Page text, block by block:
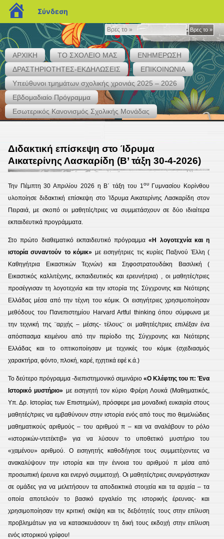
Βρες
το
»
Βρες το »
ΑΡΧΙΚΗ ΤΟ ΣΧΟΛΕΙΟ ΜΑΣ
ΕΝΗΜΕΡΩΣΗ
ΔΡΑΣΤΗΡΙΟΤΗΤΕΣ-ΕΚΔΗΛΩΣΕΙΣ
ΕΠΙΚΟΙΝΩΝΙΑ
Υπεύθυνοι τμημάτων σχολικής χρονιάς 2025 – 2026
Εβδομαδιαίο Πρόγραμμα
Εσωτερικός Κανονισμός Σχολικής Μονάδας
1ο ΓΥΜΝΑΣΙΟ ΚΟΡΙΝΘΟΥ
Διδακτική επίσκεψη στο Ίδρυμα
Αικατερίνης Λασκαρίδη (Β’ τάξη 30-4-2026)
Την Πέμπτη 30 Απριλίου 2026 η Β΄ τάξη του 1ουΓυμνασίου Κορίνθου
υλοποίησε διδακτική επίσκεψη στο Ίδρυμα Αικατερίνης Λασκαρίδη στον
Πειραιά, με σκοπό οι μαθητές/τριες να συμμετάσχουν σε δύο ιδιαίτερα
εκπαιδευτικά προγράμματα.
Στο πρώτο διαθεματικό εκπαιδευτικό πρόγραμμα «Η λογοτεχνία και η
ιστορία συναντούν το κόμικ» με εισηγήτριες τις κυρίες Παξινού Έλλη (
Καθηγήτρια Εικαστικών Τεχνών) και Σηφοστρατουδάκη Βασιλική (
Εικαστικός καλλιτέχνης, εκπαιδευτικός και ερευνήτρια) , οι μαθητές/τριες
προσέγγισαν τη λογοτεχνία και την ιστορία της Σύγχρονης και Νεότερης
Ελλάδας μέσα από την τέχνη του κόμικ. Οι εισηγήτριες χρησιμοποίησαν
μεθόδους του Πανεπιστημίου Harvard Artful thinking όπου σύμφωνα με
την τεχνική της ¨αρχής – μέσης- τέλους¨ οι μαθητές/τριες επιλέξαν ένα
απόσπασμα κειμένου από την περίοδο της Σύγχρονης και Νεότερης
Ελλάδας και το οπτικοποίησαν με τεχνικές του κόμικ (σχεδιασμός
χαρακτήρα, φόντο, πλοκή, καρέ, ηχητικά εφέ κ.ά.)
Το δεύτερο πρόγραμμα -διεπιστημονικό σεμινάριο«Ο Κλέφτης του π: Ένα
Ιστορικό μυστήριο» με εισηγητή τον κύριο Φρέρη Λουκά (Μαθηματικός,
Υπ. Δρ. Ιστορίας των Επιστημών), πρόσφερε μια μοναδική ευκαιρία στους
μαθητές/τριες να εμβαθύνουν στην ιστορία ενός από τους πιο θεμελιώδεις
μαθηματικούς αριθμούς – του αριθμού π – και να αναλάβουν το ρόλο
«ιστορικών-ντετέκτιβ» για να λύσουν το υποθετικό μυστήριο του
«χαμένου» αριθμού. Ο εισηγητής καθοδήγησε τους συμμετέχοντες να
ανακαλύψουν την ιστορία και την έννοια του αριθμού π μέσα από
προσωπική έρευνα και ενεργό συμμετοχή. Οι μαθητές/τριες συνεργάστηκαν
σε ομάδες για να μελετήσουν τα αποδεικτικά στοιχεία και τα αρχεία – τα
οποία αποτελούν το βασικό εργαλείο της ιστορικής έρευνας- και
χρησιμοποίησαν την κριτική σκέψη και τις δεξιότητές τους στην επίλυση
προβλημάτων για να κατασκευάσουν τη δική τους εκδοχή στην επίλυση
ενός ιστορικού γρίφου!
blogs.sch.gr
Σύνδεση